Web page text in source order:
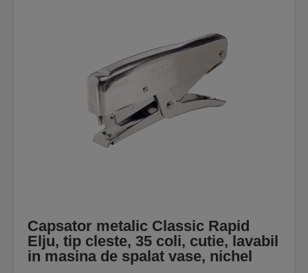
Capsator metalic Classic Rapid
Elju, tip cleste, 35 coli, cutie, lavabil
in masina de spalat vase, nichel